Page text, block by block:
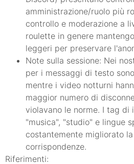
amministrazione/ruolo più
controllo e moderazione a
roulette in genere
leggeri per preservare
Note sulla sessione: Nei
per i messaggi di testo
mentre i video notturni
maggior numero di
violavano le norme. I tag di
"musica", "studio" e lingue
costantemente migliorato
corrispondenze.
Riferimenti: